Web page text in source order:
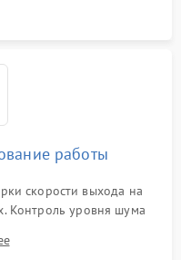
работы
скорости выхода на
Контроль уровня шума
стенок и корректного
оттайки.